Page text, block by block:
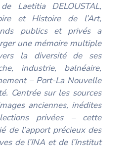
Laetitia DELOUSTAL,
et Histoire de l’Art,
publics et privés a
une mémoire multiple
la diversité de ses
industrie, balnéaire,
– Port-La Nouvelle
Centrée sur les sources
anciennes, inédites
privées – cette
de l’apport précieux des
de l’INA et de l’Institut